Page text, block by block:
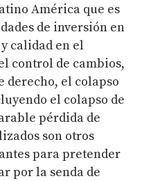
América que es
de inversión en
calidad en el
control de cambios,
derecho, el colapso
el colapso de
pérdida de
son otros
para pretender
por la senda de